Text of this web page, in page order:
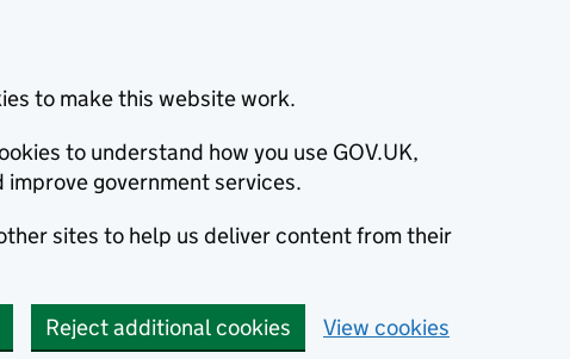
to make this website work.
to understand how you use GOV.UK,
government services.
sites to help us deliver content from their
Reject additional cookies View cookies